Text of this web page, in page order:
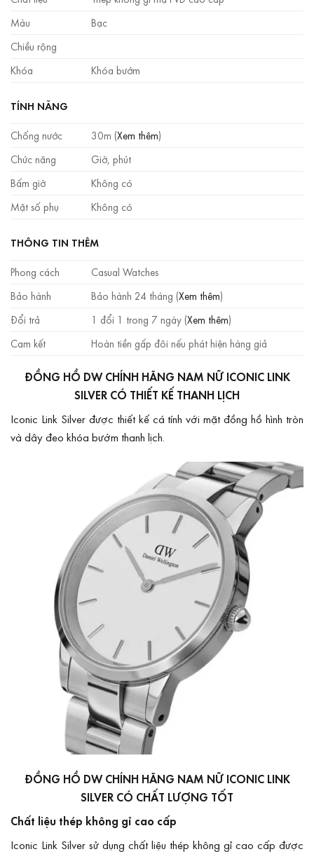
Màu
Bạc
Chiều rộng
Khóa
Khóa bướm
TÍNH NĂNG
Chống nước
30m (Xem thêm)
Chức năng
Giờ, phút
Bấm giờ
Không có
Mặt số phụ
Không có
THÔNG TIN THÊM
Phong cách
Casual Watches
Bảo hành
Bảo hành 24 tháng (Xem thêm)
Đổi trả
1 đổi 1 trong 7 ngày (Xem thêm)
Cam kết
Hoàn tiền gấp đôi nếu phát hiện hàng giả
ĐỒNG HỒ DW CHÍNH HÃNG NAM NỮ ICONIC LINK
SILVER CÓ THIẾT KẾ THANH LỊCH
Iconic Link Silver được thiết kế cá tính với mặt đồng hồ hình tròn
và dây đeo khóa bướm thanh lịch.
ĐỒNG HỒ DW CHÍNH HÃNG NAM NỮ ICONIC LINK
SILVER CÓ CHẤT LƯỢNG TỐT
Chất liệu thép không gỉ cao cấp
Iconic Link Silver sử dụng chất liệu thép không gỉ cao cấp được